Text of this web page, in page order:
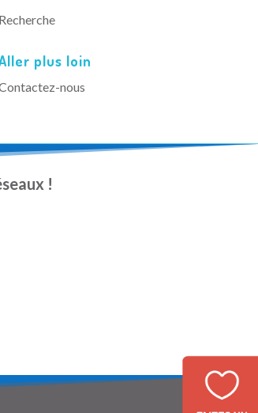
Recherche
plus loin
nous
!